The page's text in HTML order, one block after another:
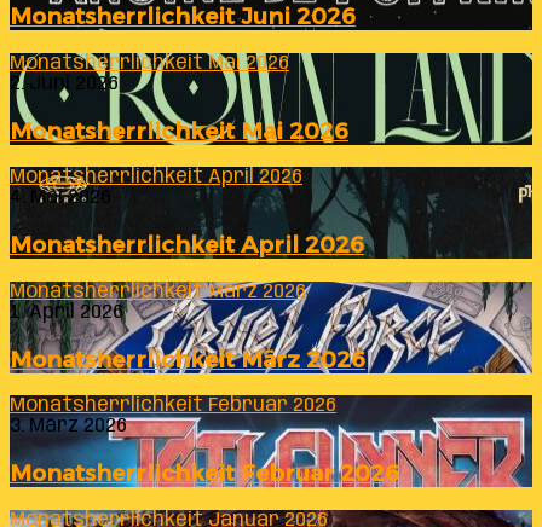
Monatsherrlichkeit Juni 2026
Monatsherrlichkeit Mai 2026
2. Juni 2026
Monatsherrlichkeit Mai 2026
Monatsherrlichkeit April 2026
4. Mai 2026
Monatsherrlichkeit April 2026
Monatsherrlichkeit März 2026
1. April 2026
Monatsherrlichkeit März 2026
Monatsherrlichkeit Februar 2026
3. März 2026
Monatsherrlichkeit Februar 2026
Monatsherrlichkeit Januar 2026